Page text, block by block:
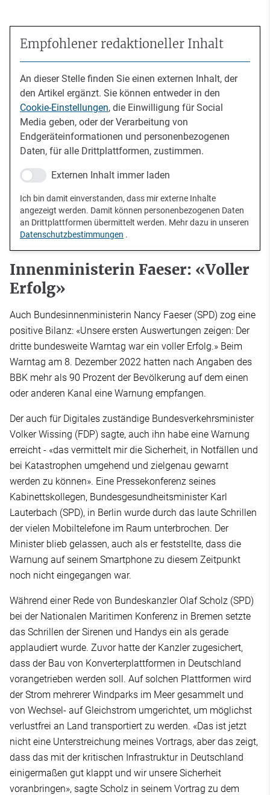
Empfohlener redaktioneller Inhalt
An dieser Stelle finden Sie einen externen Inhalt, der
den Artikel ergänzt. Sie können entweder in den
Cookie-Einstellungen, die Einwilligung für Social
Media geben, oder der Verarbeitung von
Endgeräteinformationen und personenbezogenen
Daten, für alle Drittplattformen, zustimmen.
Externen Inhalt immer laden
Ich bin damit einverstanden, dass mir externe Inhalte
angezeigt werden. Damit können personenbezogenen Daten
an Drittplattformen übermittelt werden. Mehr dazu in unseren
Datenschutzbestimmungen .
Innenministerin Faeser: «Voller
Erfolg»
Auch Bundesinnenministerin Nancy Faeser (SPD) zog eine
positive Bilanz: «Unsere ersten Auswertungen zeigen: Der
dritte bundesweite Warntag war ein voller Erfolg.» Beim
Warntag am 8. Dezember 2022 hatten nach Angaben des
BBK mehr als 90 Prozent der Bevölkerung auf dem einen
oder anderen Kanal eine Warnung empfangen.
Der auch für Digitales zuständige Bundesverkehrsminister
Volker Wissing (FDP) sagte, auch ihn habe eine Warnung
erreicht - «das vermittelt mir die Sicherheit, in Notfällen und
bei Katastrophen umgehend und zielgenau gewarnt
werden zu können». Eine Pressekonferenz seines
Kabinettskollegen, Bundesgesundheitsminister Karl
Lauterbach (SPD), in Berlin wurde durch das laute Schrillen
der vielen Mobiltelefone im Raum unterbrochen. Der
Minister blieb gelassen, auch als er feststellte, dass die
Warnung auf seinem Smartphone zu diesem Zeitpunkt
noch nicht eingegangen war.
Während einer Rede von Bundeskanzler Olaf Scholz (SPD)
bei der Nationalen Maritimen Konferenz in Bremen setzte
das Schrillen der Sirenen und Handys ein als gerade
applaudiert wurde. Zuvor hatte der Kanzler zugesichert,
dass der Bau von Konverterplattformen in Deutschland
vorangetrieben werden soll. Auf solchen Plattformen wird
der Strom mehrerer Windparks im Meer gesammelt und
von Wechsel- auf Gleichstrom umgerichtet, um möglichst
verlustfrei an Land transportiert zu werden. «Das ist jetzt
nicht eine Unterstreichung meines Vortrags, aber das zeigt,
dass das mit der kritischen Infrastruktur in Deutschland
einigermaßen gut klappt und wir unsere Sicherheit
voranbringen», sagte Scholz in seinem Vortrag zu dem